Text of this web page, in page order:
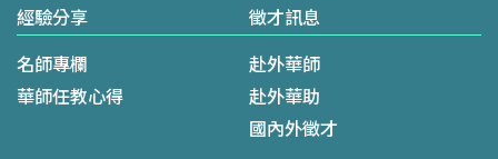
經驗分享
名師專欄
華師任教心得
徵才訊息
赴外華師
赴外華助
國內外徵才